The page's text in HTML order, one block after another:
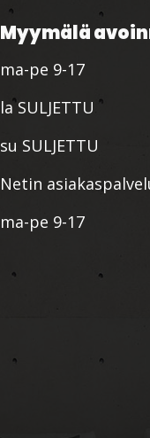
Myymälä
ma-pe 9-17
la SULJETTU
su SULJETTU
Netin
ma-pe 9-17